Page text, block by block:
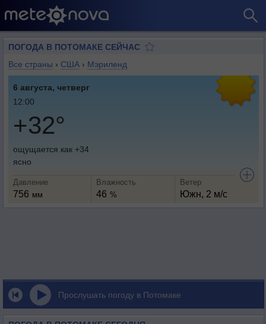
ПОГОДА В ПОТОМАКЕ СЕЙЧАС
Все страны › США › Мэриленд
6 августа, четверг
12:00
+32°
ощущается как +34
ясно
Давление
756 мм
Влажность
46 %
Ветер
Южн, 2 м/с
Прослушать погоду в Потомаке